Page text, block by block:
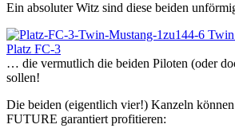
Ein absoluter Witz sind diese beiden
… die vermutlich die beiden Piloten (oder
sollen!
Die beiden (eigentlich vier!) Kanzeln
FUTURE garantiert profitieren: